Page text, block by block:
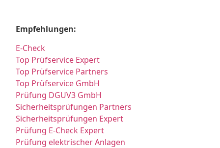
Empfehlungen:
E-Check
Top Prüfservice Expert
Top Prüfservice Partners
Top Prüfservice GmbH
Prüfung DGUV3 GmbH
Sicherheitsprüfungen Partners
Sicherheitsprüfungen Expert
Prüfung E-Check Expert
Prüfung elektrischer Anlagen